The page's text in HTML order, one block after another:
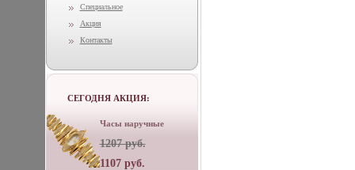
Специальное
Акция
Контакты
СЕГОДНЯ АКЦИЯ:
Часы наручные
1207 руб.
1107 руб.